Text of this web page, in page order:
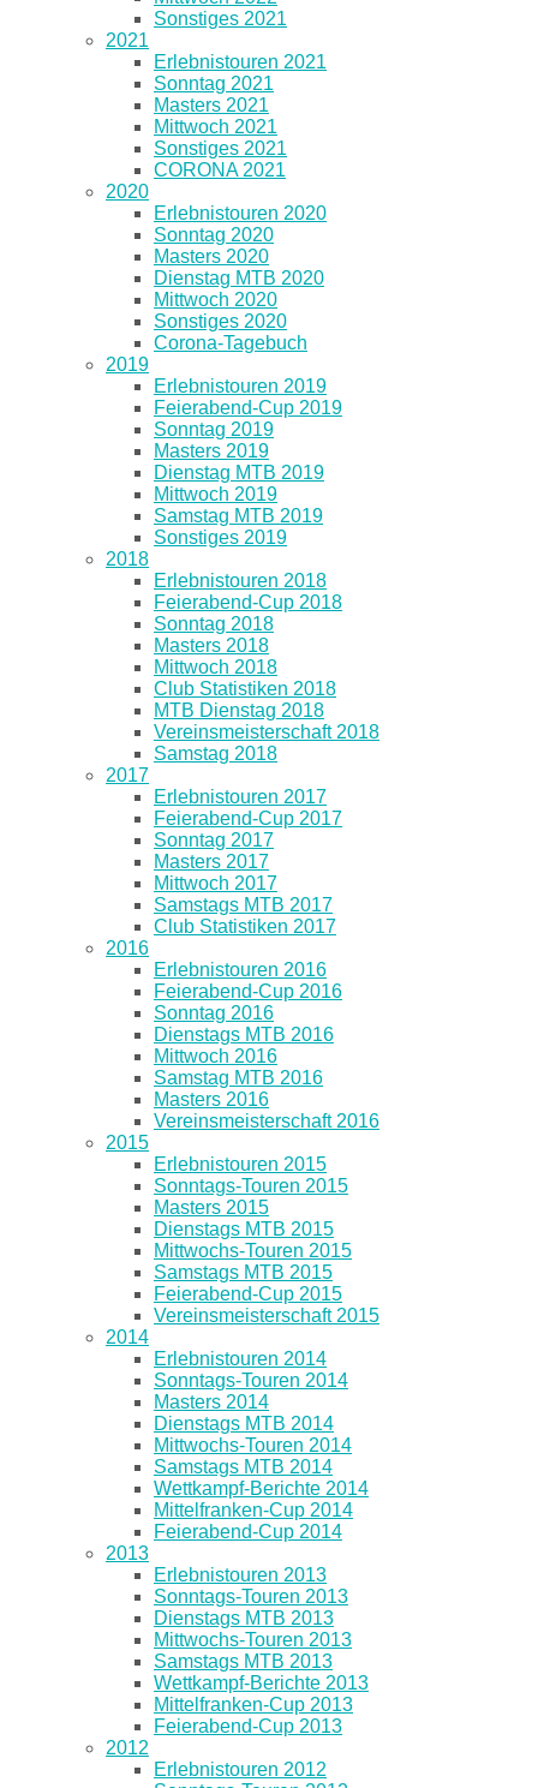
Sonstiges 2021
2021
Erlebnistouren 2021
Sonntag 2021
Masters 2021
Mittwoch 2021
Sonstiges 2021
CORONA 2021
2020
Erlebnistouren 2020
Sonntag 2020
Masters 2020
Dienstag MTB 2020
Mittwoch 2020
Sonstiges 2020
Corona-Tagebuch
2019
Erlebnistouren 2019
Feierabend-Cup 2019
Sonntag 2019
Masters 2019
Dienstag MTB 2019
Mittwoch 2019
Samstag MTB 2019
Sonstiges 2019
2018
Erlebnistouren 2018
Feierabend-Cup 2018
Sonntag 2018
Masters 2018
Mittwoch 2018
Club Statistiken 2018
MTB Dienstag 2018
Vereinsmeisterschaft 2018
Samstag 2018
2017
Erlebnistouren 2017
Feierabend-Cup 2017
Sonntag 2017
Masters 2017
Mittwoch 2017
Samstags MTB 2017
Club Statistiken 2017
2016
Erlebnistouren 2016
Feierabend-Cup 2016
Sonntag 2016
Dienstags MTB 2016
Mittwoch 2016
Samstag MTB 2016
Masters 2016
Vereinsmeisterschaft 2016
2015
Erlebnistouren 2015
Sonntags-Touren 2015
Masters 2015
Dienstags MTB 2015
Mittwochs-Touren 2015
Samstags MTB 2015
Feierabend-Cup 2015
Vereinsmeisterschaft 2015
2014
Erlebnistouren 2014
Sonntags-Touren 2014
Masters 2014
Dienstags MTB 2014
Mittwochs-Touren 2014
Samstags MTB 2014
Wettkampf-Berichte 2014
Mittelfranken-Cup 2014
Feierabend-Cup 2014
2013
Erlebnistouren 2013
Sonntags-Touren 2013
Dienstags MTB 2013
Mittwochs-Touren 2013
Samstags MTB 2013
Wettkampf-Berichte 2013
Mittelfranken-Cup 2013
Feierabend-Cup 2013
2012
Erlebnistouren 2012